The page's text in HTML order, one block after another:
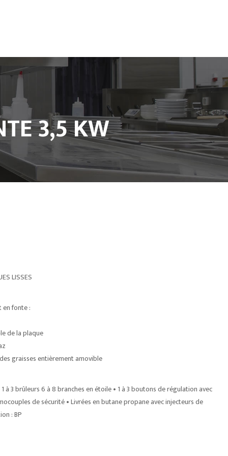
3,5 KW
LISSES
en fonte :
de la plaque
graisses entièrement amovible
3 brûleurs 6 à 8 branches en étoile • 1 à 3 boutons de régulation avec
de sécurité • Livrées en butane propane avec injecteurs de
: BP